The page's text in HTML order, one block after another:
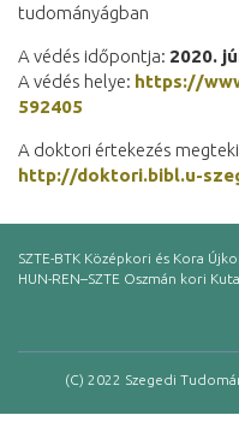
tudományágban
A védés időpontja: 2020.
A védés helye: https://
592405
A doktori értekezés
http://doktori.bibl.u-
SZTE-BTK Középkori és Kora
HUN-REN–SZTE Oszmán kori
(C) 2022 Szegedi